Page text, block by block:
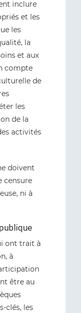
inclure
et les
les
la
et aux
compte
de
les
de la
activités
doivent
censure
ni à
ont trait à
à
être au
clés, les